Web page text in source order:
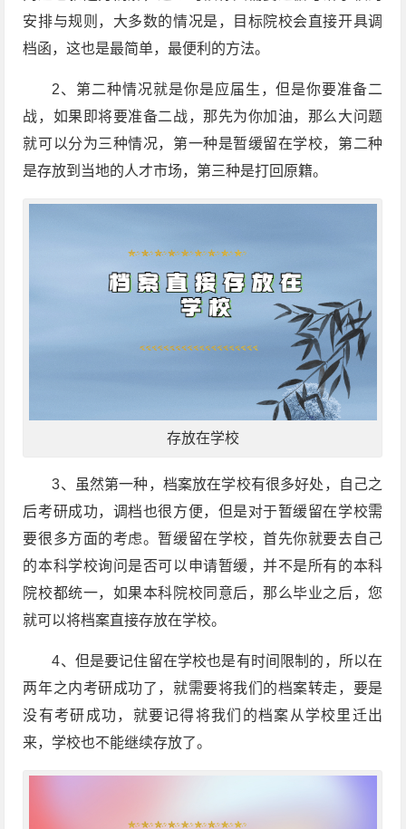
安排与规则，大多数的情况是，目标院校会直接开具调
档函，这也是最简单，最便利的方法。
2、第二种情况就是你是应届生，但是你要准备二
战，如果即将要准备二战，那先为你加油，那么大问题
就可以分为三种情况，第一种是暂缓留在学校，第二种
是存放到当地的人才市场，第三种是打回原籍。
存放在学校
3、虽然第一种，档案放在学校有很多好处，自己之
后考研成功，调档也很方便，但是对于暂缓留在学校需
要很多方面的考虑。暂缓留在学校，首先你就要去自己
的本科学校询问是否可以申请暂缓，并不是所有的本科
院校都统一，如果本科院校同意后，那么毕业之后，您
就可以将档案直接存放在学校。
4、但是要记住留在学校也是有时间限制的，所以在
两年之内考研成功了，就需要将我们的档案转走，要是
没有考研成功，就要记得将我们的档案从学校里迁出
来，学校也不能继续存放了。